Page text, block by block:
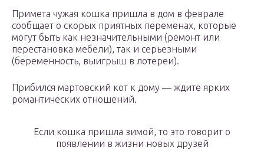
Примета чужая кошка пришла в дом в феврале
сообщает о скорых приятных переменах, которые
могут быть как незначительными (ремонт или
перестановка мебели), так и серьезными
(беременность, выигрыш в лотереи).
Прибился мартовский кот к дому — ждите ярких
романтических отношений.
Если кошка пришла зимой, то это говорит о
появлении в жизни новых друзей